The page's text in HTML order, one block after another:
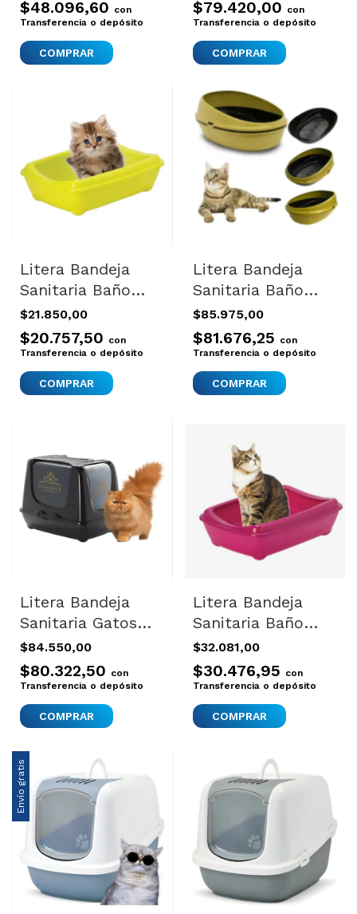
$48.096,60 con
Transferencia o depósito
COMPRAR
$79.420,00 con
Transferencia o depósito
COMPRAR
Litera Bandeja
Sanitaria Baño
Gatos Piedritas
Calidad Medium
Color Verde Lima
$21.850,00
$20.757,50 con
Transferencia o depósito
Litera Bandeja
Sanitaria Baño
Autolimpiante
Gatos Pinup Luxo
Color Verde Oliva
$85.975,00
$81.676,25 con
Transferencia o depósito
Litera Bandeja
Sanitaria Gatos
Filtro Olor Lujo
Trendy Jumbo
Negro
$84.550,00
$80.322,50 con
Transferencia o depósito
Litera Bandeja
Sanitaria Baño
Gatos Piedritas
Arist Jumbo Color
Rosa
$32.081,00
$30.476,95 con
Transferencia o depósito
Envío gratis